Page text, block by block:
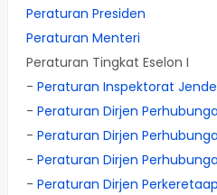
Peraturan Presiden
Peraturan Menteri
Peraturan Tingkat Eselon I
- Peraturan Inspektorat
- Peraturan Dirjen
- Peraturan Dirjen
- Peraturan Dirjen
- Peraturan Dirjen